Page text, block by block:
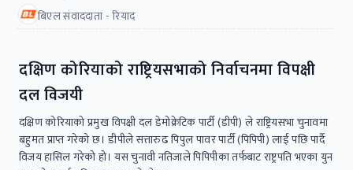
बिएल संवाददाता - रियाद
दक्षिण कोरियाको राष्ट्रियसभाको निर्वाचनमा विपक्षी
दल विजयी
दक्षिण कोरियाको प्रमुख विपक्षी दल डेमोक्रेटिक पार्टी (डीपी) ले राष्ट्रियसभा चुनावमा
बहुमत प्राप्त गरेको छ। डीपीले सत्तारुढ पिपुल पावर पार्टी (पिपिपी) लाई पछि पार्दै
विजय हासिल गरेको हो। यस चुनावी नतिजाले पिपिपीका तर्फबाट राष्ट्रपति भएका युन